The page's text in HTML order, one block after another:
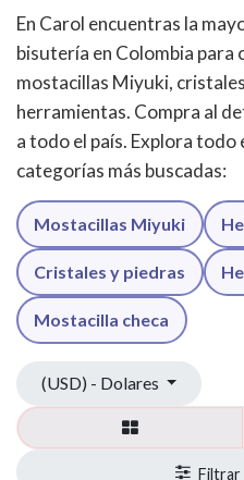
En Carol encuentras la
bisutería en Colombia para
mostacillas Miyuki,
herramientas. Compra al
a todo el país. Explora todo
categorías más buscadas:
Mostacillas Miyuki
Cristales y piedras
Mostacilla checa
(USD) - Dolares